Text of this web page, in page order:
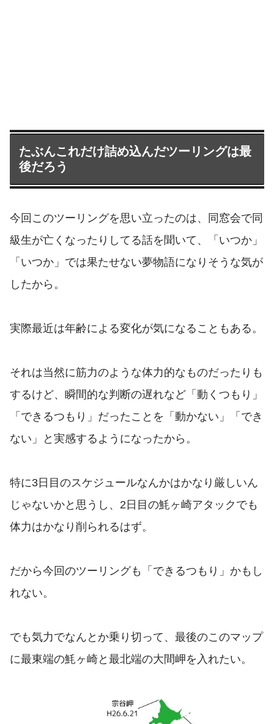
たぶんこれだけ詰め込んだツーリングは最
後だろう
今回このツーリングを思い立ったのは、同窓会で同
級生が亡くなったりしてる話を聞いて、「いつか」
「いつか」では果たせない夢物語になりそうな気が
したから。
実際最近は年齢による変化が気になることもある。
それは当然に筋力のような体力的なものだったりも
するけど、瞬間的な判断の遅れなど「動くつもり」
「できるつもり」だったことを「動かない」「でき
ない」と実感するようになったから。
特に3日目のスケジュールなんかはかなり厳しいん
じゃないかと思うし、2日目の魹ヶ崎アタックでも
体力はかなり削られるはず。
だから今回のツーリングも「できるつもり」かもし
れない。
でも気力でなんとか乗り切って、最後のこのマップ
に最東端の魹ヶ崎と最北端の大間岬を入れたい。